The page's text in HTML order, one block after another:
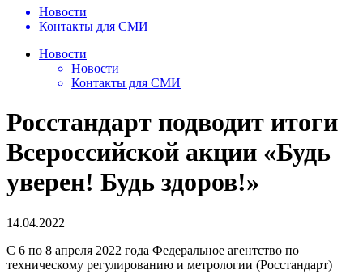
Новости
Контакты для СМИ
Новости
Новости
Контакты для СМИ
Росстандарт подводит итоги
Всероссийской акции «Будь
уверен! Будь здоров!»
14.04.2022
С 6 по 8 апреля 2022 года Федеральное агентство по
техническому регулированию и метрологии (Росстандарт)